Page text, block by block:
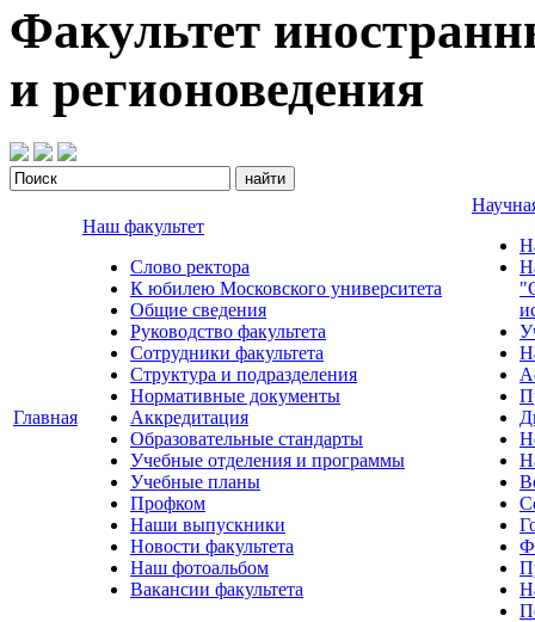
Факультет
и регионоведения
Главная
Наш факультет
Слово ректора
К юбилею Московского университета
Общие сведения
Руководство факультета
Сотрудники факультета
Структура и подразделения
Нормативные документы
Аккредитация
Образовательные стандарты
Учебные отделения и программы
Учебные планы
Профком
Наши выпускники
Новости факультета
Наш фотоальбом
Вакансии факультета